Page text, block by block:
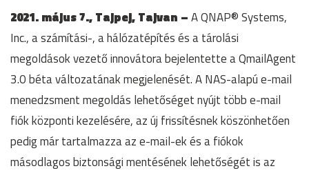
2021. május 7., Tajpej, Tajvan –A QNAP® Systems,
Inc., a számítási-, a hálózatépítés és a tárolási
megoldások vezető innovátora bejelentette a QmailAgent
3.0 béta változatának megjelenését. A NAS-alapú e-mail
menedzsment megoldás lehetőséget nyújt több e-mail
fiók központi kezelésére, az új frissítésnek köszönhetően
pedig már tartalmazza az e-mail-ek és a fiókok
másodlagos biztonsági mentésének lehetőségét is az